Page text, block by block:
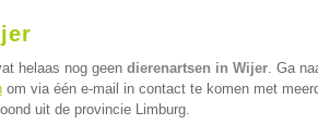
helaas nog geen dierenartsen in Wijer. Ga
om via één e-mail in contact te komen met
uit de provincie Limburg.